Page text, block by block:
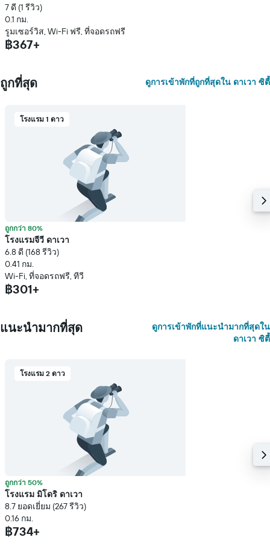
7 ดี (1 รีวิว)
0.1 กม.
รูมเซอร์วิส, Wi-Fi ฟรี, ที่จอดรถฟรี
฿367+
ถูกที่สุด ดูการเข้าพักที่ถูกที่สุดใน ดาเวา ซิตี้
โรงแรม 1 ดาว
ถูกกว่า 80%
โรงแรมจีวี ดาเวา
6.8 ดี (168 รีวิว)
0.41 กม.
Wi-Fi, ที่จอดรถฟรี, ทีวี
฿301+
แนะนำมากที่สุด
ดูการเข้าพักที่แนะนำมากที่สุดใน
ดาเวา ซิตี้
โรงแรม 2 ดาว
ถูกกว่า 50%
โรงแรม มิโดริ ดาเวา
8.7 ยอดเยี่ยม (267 รีวิว)
0.16 กม.
฿734+